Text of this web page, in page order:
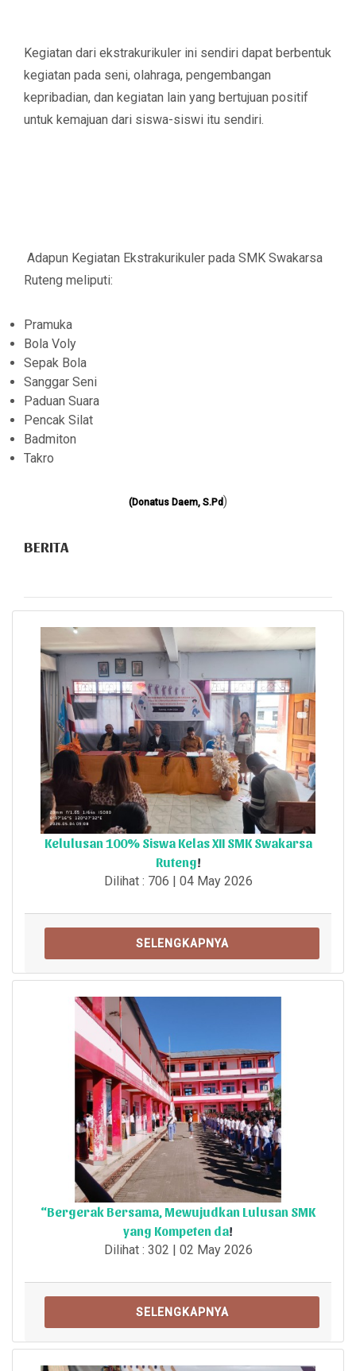
Kegiatan dari ekstrakurikuler ini sendiri dapat berbentuk
kegiatan pada seni, olahraga, pengembangan
kepribadian, dan kegiatan lain yang bertujuan positif
untuk kemajuan dari siswa-siswi itu sendiri.
Adapun Kegiatan Ekstrakurikuler pada SMK Swakarsa
Ruteng meliputi:
Pramuka
Bola Voly
Sepak Bola
Sanggar Seni
Paduan Suara
Pencak Silat
Badmiton
Takro
(Donatus Daem, S.Pd)
BERITA
Kelulusan 100% Siswa Kelas XII SMK Swakarsa
Ruteng!
Dilihat : 706 | 04 May 2026
SELENGKAPNYA
“Bergerak Bersama, Mewujudkan Lulusan SMK
yang Kompeten da!
Dilihat : 302 | 02 May 2026
SELENGKAPNYA